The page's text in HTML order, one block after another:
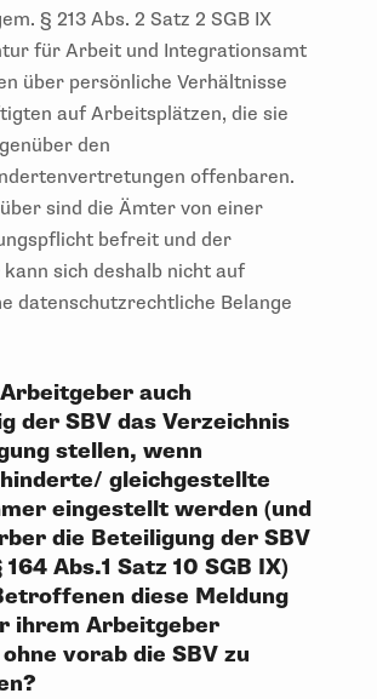
§ 213 Abs. 2 Satz 2 SGB IX
für Arbeit und Integrationsamt
über persönliche Verhältnisse
auf Arbeitsplätzen, die sie
den
offenbaren.
sind die Ämter von einer
befreit und der
sich deshalb nicht auf
datenschutzrechtliche Belange
auch
der SBV das Verzeichnis
stellen, wenn
gleichgestellte
eingestellt werden (und
die Beteiligung der SBV
Abs.1 Satz 10 SGB IX)
diese Meldung
ihrem Arbeitgeber
vorab die SBV zu